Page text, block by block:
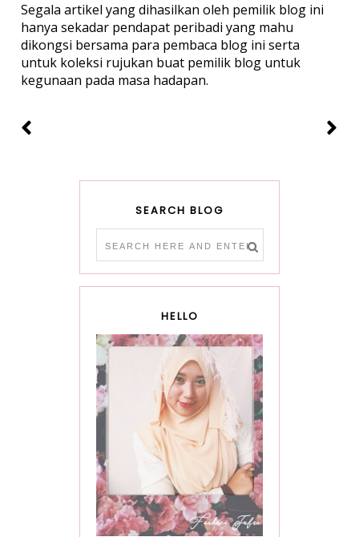
Segala artikel yang dihasilkan oleh pemilik blog ini
hanya sekadar pendapat peribadi yang mahu
dikongsi bersama para pembaca blog ini serta
untuk koleksi rujukan buat pemilik blog untuk
kegunaan pada masa hadapan.
SEARCH BLOG
HELLO